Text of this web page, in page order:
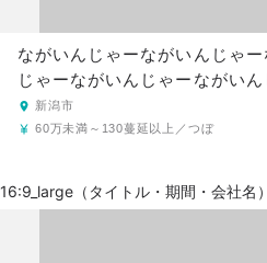
ながいんじゃーながいんじゃ
じゃーながいんじゃーながい
新潟市
60万未満～130蔓延以上／つぼ
16:9_large（タイトル・期間・会社名）